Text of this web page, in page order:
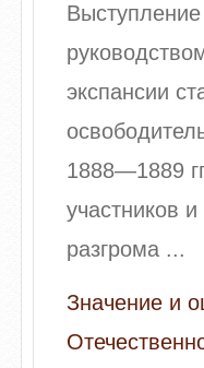
экспансии
1888—1889
участников
разгрома ...
Значение и